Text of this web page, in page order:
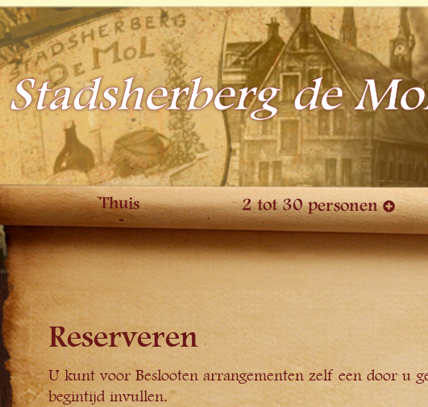
Stadsherberg de
Thuis 2 tot 30 personen
Reserveren
U kunt voor Beslooten arrangementen zelf een door u
begintijd invullen.